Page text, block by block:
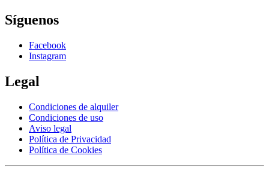
Síguenos
Facebook
Instagram
Legal
Condiciones de alquiler
Condiciones de uso
Aviso legal
Política de Privacidad
Política de Cookies